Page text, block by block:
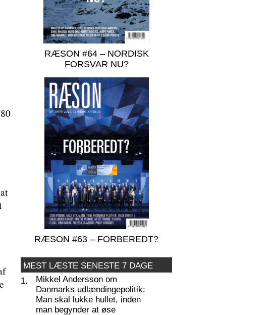
RÆSON #64 – NORDISK
FORSVAR NU?
RÆSON #63 – FORBEREDT?
MEST LÆSTE SENESTE 7 DAGE
1.
Mikkel Andersson om
Danmarks udlændingepolitik:
Man skal lukke hullet, inden
man begynder at øse